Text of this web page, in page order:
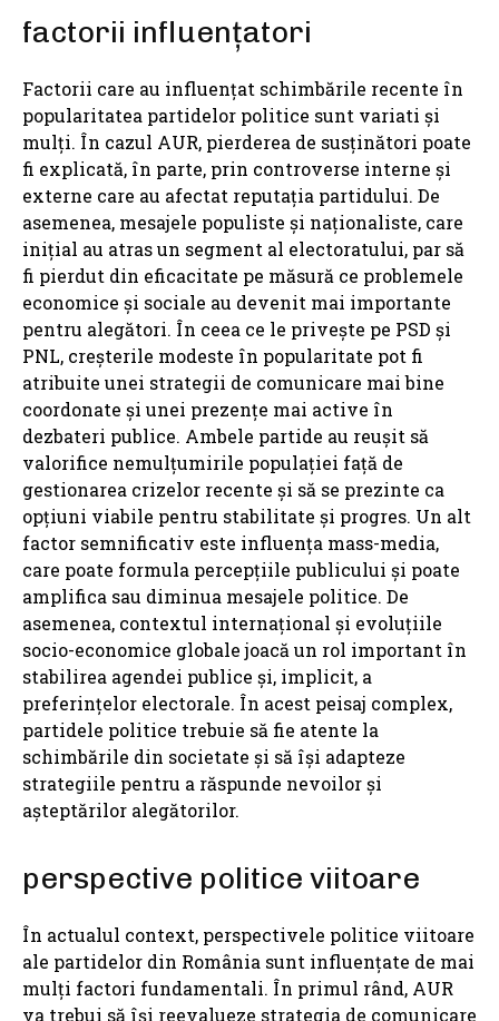
factorii influențatori
Factorii care au influențat schimbările recente în
popularitatea partidelor politice sunt variati și
mulți. În cazul AUR, pierderea de susținători poate
fi explicată, în parte, prin controverse interne și
externe care au afectat reputația partidului. De
asemenea, mesajele populiste și naționaliste, care
inițial au atras un segment al electoratului, par să
fi pierdut din eficacitate pe măsură ce problemele
economice și sociale au devenit mai importante
pentru alegători. În ceea ce le privește pe PSD și
PNL, creșterile modeste în popularitate pot fi
atribuite unei strategii de comunicare mai bine
coordonate și unei prezențe mai active în
dezbateri publice. Ambele partide au reușit să
valorifice nemulțumirile populației față de
gestionarea crizelor recente și să se prezinte ca
opțiuni viabile pentru stabilitate și progres. Un alt
factor semnificativ este influența mass-media,
care poate formula percepțiile publicului și poate
amplifica sau diminua mesajele politice. De
asemenea, contextul internațional și evoluțiile
socio-economice globale joacă un rol important în
stabilirea agendei publice și, implicit, a
preferințelor electorale. În acest peisaj complex,
partidele politice trebuie să fie atente la
schimbările din societate și să își adapteze
strategiile pentru a răspunde nevoilor și
așteptărilor alegătorilor.
perspective politice viitoare
În actualul context, perspectivele politice viitoare
ale partidelor din România sunt influențate de mai
mulți factori fundamentali. În primul rând, AUR
va trebui să își reevalueze strategia de comunicare